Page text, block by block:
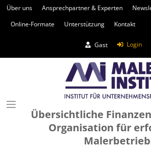
Über uns Ansprechpartner & Experten
Online-Formate
Unterstützung Kontakt
Gast Login
Übersichtliche
Organisation für